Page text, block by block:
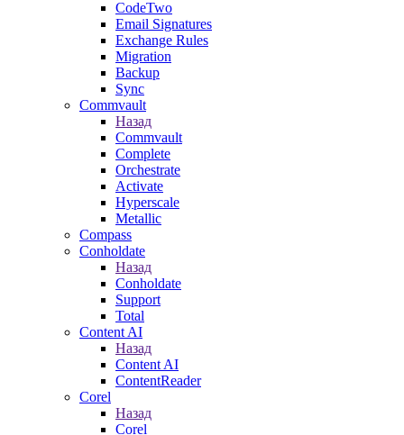
CodeTwo
Email Signatures
Exchange Rules
Migration
Backup
Sync
Commvault
Назад
Commvault
Complete
Orchestrate
Activate
Hyperscale
Metallic
Compass
Conholdate
Назад
Conholdate
Support
Total
Content AI
Назад
Content AI
ContentReader
Corel
Назад
Corel